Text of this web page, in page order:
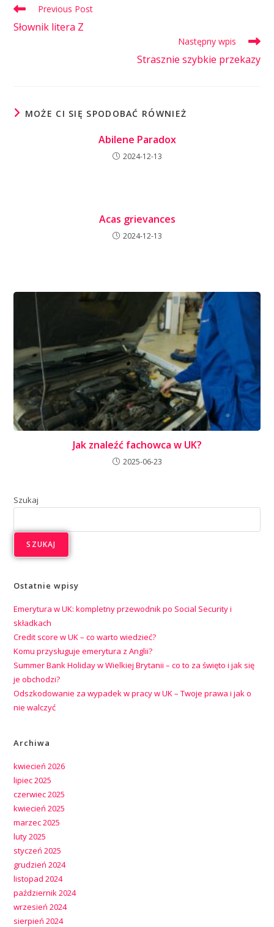
Previous Post
Słownik litera Z
Następny wpis
Strasznie szybkie przekazy
MOŻE CI SIĘ SPODOBAĆ RÓWNIEŻ
Abilene Paradox
2024-12-13
Acas grievances
2024-12-13
Jak znaleźć fachowca w UK?
2025-06-23
Szukaj
SZUKAJ
Ostatnie wpisy
Emerytura w UK: kompletny przewodnik po Social Security i
składkach
Credit score w UK – co warto wiedzieć?
Komu przysługuje emerytura z Anglii?
Summer Bank Holiday w Wielkiej Brytanii – co to za święto i jak się
je obchodzi?
Odszkodowanie za wypadek w pracy w UK – Twoje prawa i jak o
nie walczyć
Archiwa
kwiecień 2026
lipiec 2025
czerwiec 2025
kwiecień 2025
marzec 2025
luty 2025
styczeń 2025
grudzień 2024
listopad 2024
październik 2024
wrzesień 2024
sierpień 2024